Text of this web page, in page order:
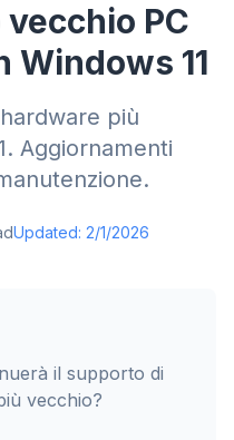
PC
Windows 11
più
Aggiornamenti
Updated: 2/1/2026
il supporto di
vecchio?